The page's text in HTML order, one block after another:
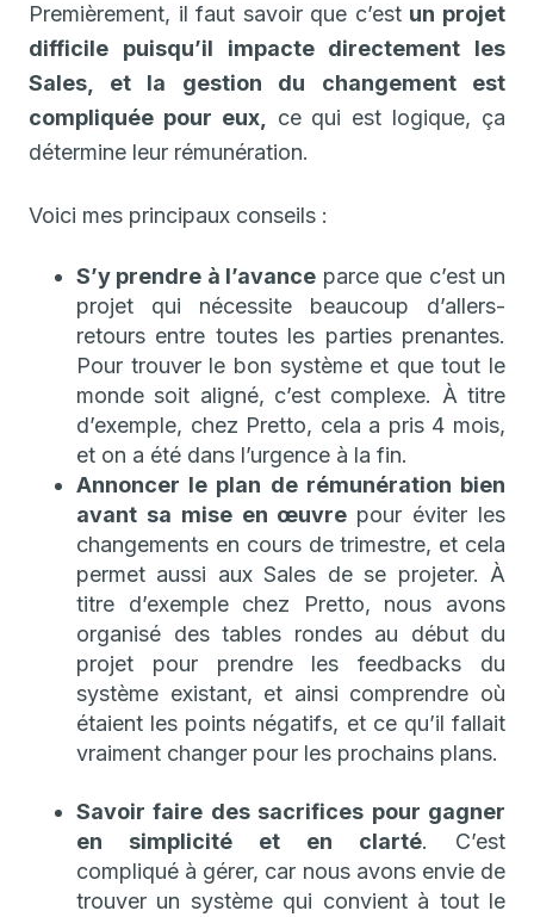
Premièrement, il faut savoir que c’est un projet
difficile puisqu’il impacte directement les
Sales, et la gestion du changement est
compliquée pour eux, ce qui est logique, ça
détermine leur rémunération.
Voici mes principaux conseils :
S’y prendre à l’avance parce que c’est un
projet qui nécessite beaucoup d’allers-
retours entre toutes les parties prenantes.
Pour trouver le bon système et que tout le
monde soit aligné, c’est complexe. À titre
d’exemple, chez Pretto, cela a pris 4 mois,
et on a été dans l’urgence à la fin.
Annoncer le plan de rémunération bien
avant sa mise en œuvre pour éviter les
changements en cours de trimestre, et cela
permet aussi aux Sales de se projeter. À
titre d’exemple chez Pretto, nous avons
organisé des tables rondes au début du
projet pour prendre les feedbacks du
système existant, et ainsi comprendre où
étaient les points négatifs, et ce qu’il fallait
vraiment changer pour les prochains plans.
Savoir faire des sacrifices pour gagner
en simplicité et en clarté. C’est
compliqué à gérer, car nous avons envie de
trouver un système qui convient à tout le